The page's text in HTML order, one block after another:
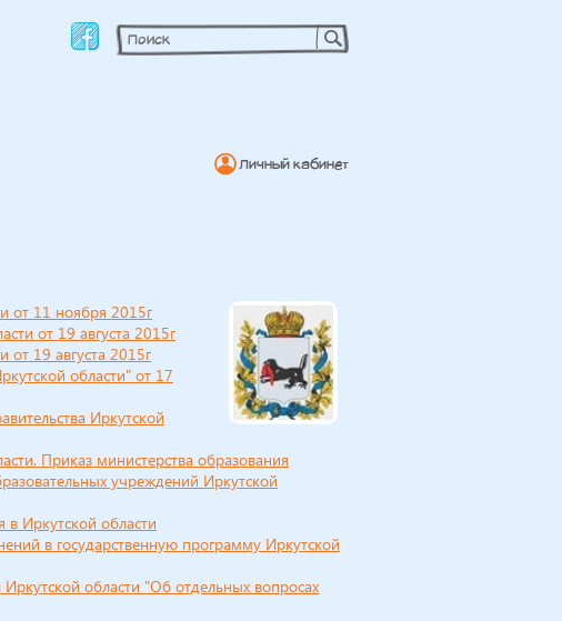
Личный кабинет
от 11 ноября 2015г
от 19 августа 2015г
от 19 августа 2015г
области" от 17
Иркутской
Приказ министерства образования
учреждений Иркутской
Иркутской области
в государственную программу Иркутской
области "Об отдельных вопросах